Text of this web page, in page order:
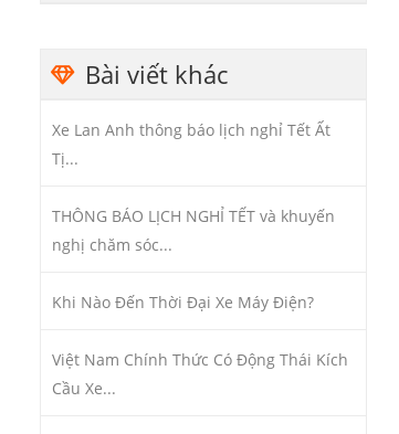
Bài viết khác
Xe Lan Anh thông báo lịch nghỉ Tết Ất
Tị...
THÔNG BÁO LỊCH NGHỈ TẾT và khuyến
nghị chăm sóc...
Khi Nào Đến Thời Đại Xe Máy Điện?
Việt Nam Chính Thức Có Động Thái Kích
Cầu Xe...